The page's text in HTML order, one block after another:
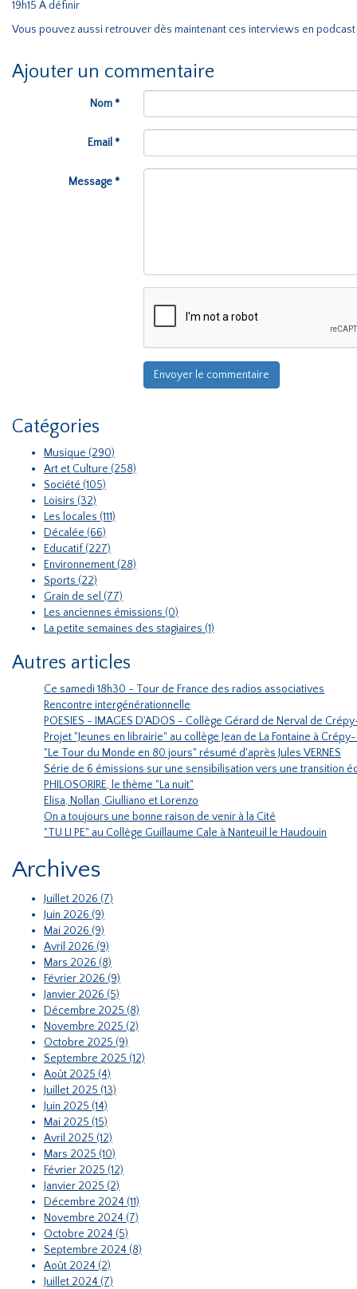
19h15 A définir
Vous pouvez aussi retrouver dès maintenant ces interviews en podcast
Ajouter un commentaire
Nom *
Email *
Message *
Catégories
Musique (290)
Art et Culture (258)
Société (105)
Loisirs (32)
Les locales (111)
Décalée (66)
Educatif (227)
Environnement (28)
Sports (22)
Grain de sel (77)
Les anciennes émissions (0)
La petite semaines des stagiaires (1)
Autres articles
Ce samedi 18h30 - Tour de France des radios associatives
Rencontre intergénérationnelle
POESIES - IMAGES D'ADOS - Collège Gérard de Nerval de
Projet "Jeunes en librairie" au collège Jean de La Fontaine à
"Le Tour du Monde en 80 jours" résumé d'après Jules VERNES
Série de 6 émissions sur une sensibilisation vers une transition
PHILOSORIRE, le thème "La nuit"
Elisa, Nollan, Giulliano et Lorenzo
On a toujours une bonne raison de venir à la Cité
"TU LI PE" au Collège Guillaume Cale à Nanteuil le Haudouin
Archives
Juillet 2026 (7)
Juin 2026 (9)
Mai 2026 (9)
Avril 2026 (9)
Mars 2026 (8)
Février 2026 (9)
Janvier 2026 (5)
Décembre 2025 (8)
Novembre 2025 (2)
Octobre 2025 (9)
Septembre 2025 (12)
Août 2025 (4)
Juillet 2025 (13)
Juin 2025 (14)
Mai 2025 (15)
Avril 2025 (12)
Mars 2025 (10)
Février 2025 (12)
Janvier 2025 (2)
Décembre 2024 (11)
Novembre 2024 (7)
Octobre 2024 (5)
Septembre 2024 (8)
Août 2024 (2)
Juillet 2024 (7)